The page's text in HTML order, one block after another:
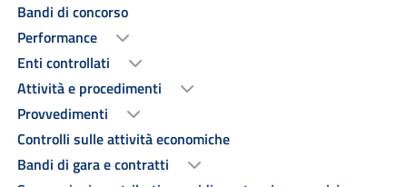
Bandi di concorso
Performance
Enti controllati
Attività e procedimenti
Provvedimenti
Controlli sulle attività economiche
Bandi di gara e contratti